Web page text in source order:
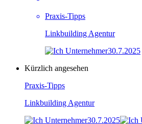
Praxis-Tipps
Linkbuilding Agentur
30.7.2025
Kürzlich angesehen
Praxis-Tipps
Linkbuilding Agentur
30.7.2025